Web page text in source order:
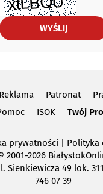
WYŚLIJ
Reklama Patronat
ISOK Twój
prywatności | Polityka
2001-2026
Sienkiewicza 49 lok.
746 07 39